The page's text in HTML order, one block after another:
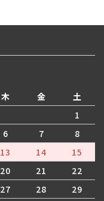
木 金
土
1
6 7
8
13 14
15
20 21
22
27 28
29